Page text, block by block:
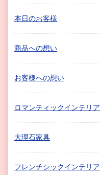
本日のお客様
商品への想い
お客様への想い
ロマンティックインテリア
大理石家具
フレンチシックインテリア